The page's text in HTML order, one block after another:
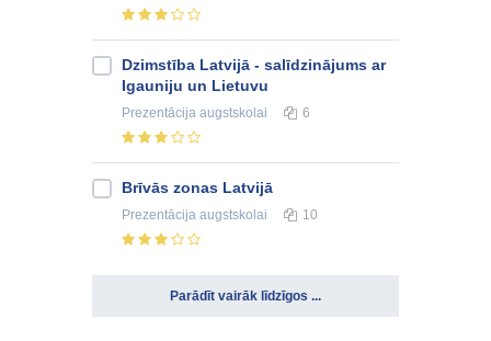
Dzimstība Latvijā - salīdzinājums ar
Igauniju un Lietuvu
Prezentācija augstskolai 6
Brīvās zonas Latvijā
Prezentācija augstskolai 10
Parādīt vairāk līdzīgos ...